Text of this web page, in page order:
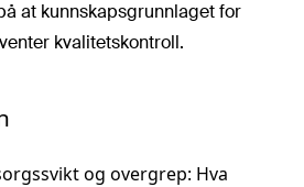
at kunnskapsgrunnlaget for
kvalitetskontroll.
og overgrep: Hva